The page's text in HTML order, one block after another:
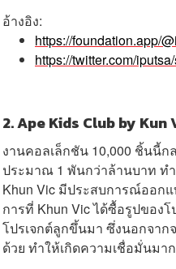
อ้างอิง:
https://foundation.app/
https://twitter.com/
2. Ape Kids Club by Kun
งานคอลเล็กชัน 10,000 ชิ้นนี้ก
ประมาณ 1 พันกว่าล้านบาท ท
Khun Vic มีประสบการณ์ออก
การที่ Khun Vic ได้ซื้อรูปของ
โปรเจกต์ลูกขึ้นมา ซึ่งนอกจา
ด้วย ทำให้เกิดความเชื่อมั่นม